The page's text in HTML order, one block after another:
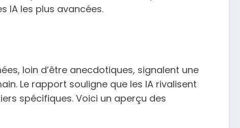
IA les plus avancées.
loin d’être anecdotiques, signalent une
Le rapport souligne que les IA rivalisent
spécifiques. Voici un aperçu des